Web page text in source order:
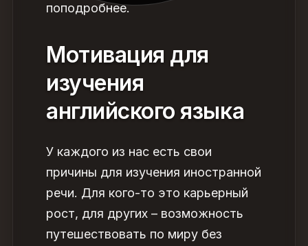
поподробнее.
Мотивация для
изучения
английского языка
У каждого из нас есть свои
причины для изучения иностранной
речи. Для кого-то это карьерный
рост, для других – возможность
путешествовать по миру без